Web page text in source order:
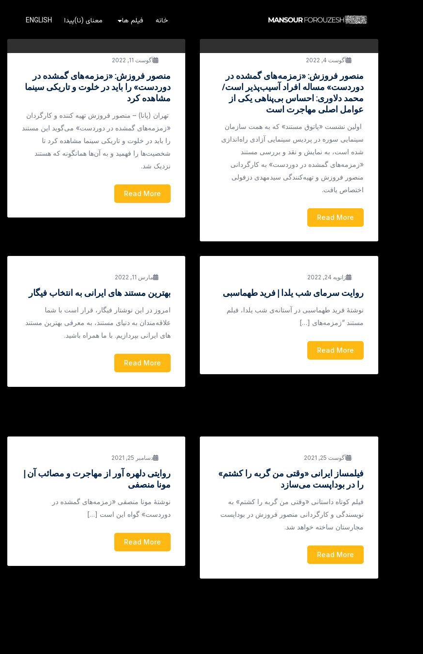
خانه فیلم ها معنای (نا)پیدا ENGLISH
آگوست 11, 2022
منصور فروزش: «زمزمه‌های گمشده در
دوردست» را باید در خلوت و تاریکی سینما
مشاهده کرد
تهران (پانا) – منصور فروزش تهیه کننده و کارگردان
«زمزمه‌های گمشده در دوردست» می‌گوید این مستند
را باید در خلوت و تاریکی سینما مشاهده کرد تا
شخصیت‌ها را فهمید و به آن‌ها همانگونه که هستند
نزدیک شد.
Read More
آگوست 4, 2022
منصور فروزش: «زمزمه‌های گمشده در
دوردست» مساله افراد آسیب‌پذیر است/
محمد دلاوری: احساس بی‌پناهی یکی از
عوامل اصلی مهاجرت است
اولین نشست «پاتوق مستند» که به همت سازمان
سینمایی سوره در پردیس سینمایی آزادی راه‌اندازی
شده است، به نمایش و نقد و بررسی مستند
«زمزمه‌های گمشده در دوردست» به کارگردانی
منصور فروزش و تهیه‌کنندگی سیدمهدی دزفولی
اختصاص یافت.
Read More
مارس 11, 2022
بهترین مستند های ایرانی به انتخاب فیگار
امروز در این نوشتار فیگار، قرار است با شما
علاقه‌مندان به دنیای مستند، به معرفی بهترین مستند
های ایرانی بپردازیم. با ما همراه باشید.
Read More
ژانویه 24, 2022
روایت سرمای شب یلدا | فرید طهماسبی
نوشتۀ فرید طهماسبی در آستانه‌ی شب یلدا، فیلم
مستند “زمزمه‌های […]
Read More
دسامبر 25, 2021
روایتی دلهره آور از مهاجرت و مصائب آن |
مونا منصفی
نوشتۀ مونا منصفی «زمزمه‌های گمشده در
دوردست» گواه این است […]
Read More
آگوست 25, 2021
فیلمساز ایرانی «وقتی من گربه را کشتم»
را در بوداپست می‌سازد
فیلم کوتاه داستانی «وقتی من گربه را کشتم» به
نویسندگی و کارگردانی منصور فروزش در بوداپست
مجارستان ساخته خواهد شد.
Read More